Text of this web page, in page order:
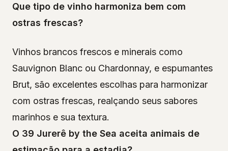
Que tipo de vinho harmoniza bem com
ostras frescas?
Vinhos brancos frescos e minerais como
Sauvignon Blanc ou Chardonnay, e espumantes
Brut, são excelentes escolhas para harmonizar
com ostras frescas, realçando seus sabores
marinhos e sua textura.
O 39 Jurerê by the Sea aceita animais de